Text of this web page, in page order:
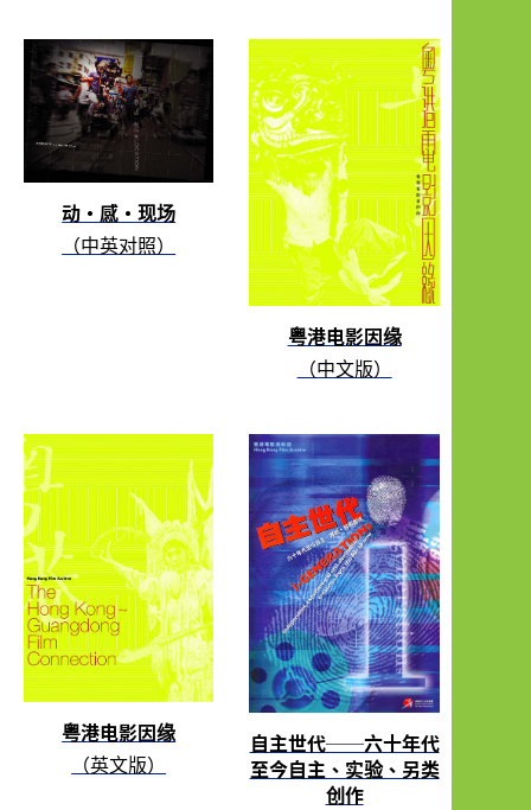
动・感・现场
（中英对照）
粤港电影因缘
（中文版）
粤港电影因缘
（英文版）
自主世代──六十年代
至今自主、实验、另类
创作